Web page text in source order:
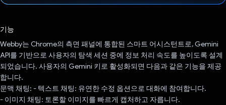
기능
Webby는 Chrome의 측면 패널에 통합된 스마트 어시스턴트로, Gemini
API를 기반으로 사용자의 탐색 세션 중에 정보 처리 속도를 높이도록 설계
되었습니다. 사용자의 Gemini 키로 활성화되면 다음과 같은 기능을 제공
합니다.
문맥 채팅: - 텍스트 채팅: 유연한 수정 옵션으로 대화에 참여합니다.
- 이미지 채팅: 토론할 이미지를 빠르게 캡처하고 자릅니다.